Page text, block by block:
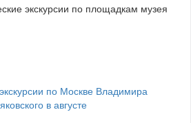
экскурсии по площадкам музея